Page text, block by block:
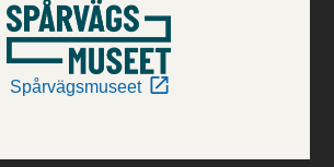
Spårvägsmuseet